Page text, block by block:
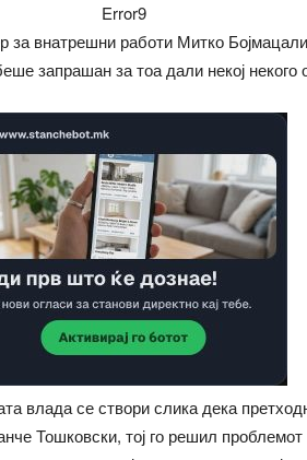
Error9
за внатрешни работи Митко
запрашан за тоа дали некој
влада се створи слика дека
Тошковски, тој го решил